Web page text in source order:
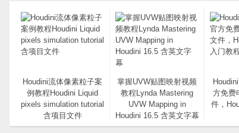
Houdini流体像素粒子案
例教程Houdini Liquid
pixels simulation tutorial
含项目文件
掌握UVW贴图映射视频
教程Lynda Mastering
UVW Mapping in
Houdini 16.5 含英文字幕
方免费
件，